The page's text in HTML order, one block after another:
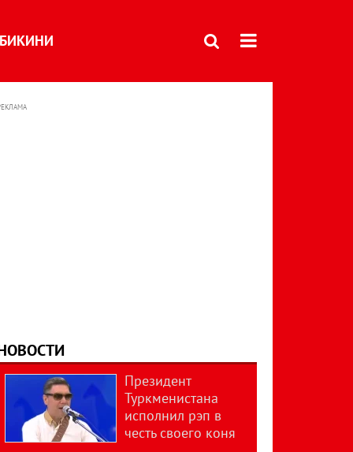
БИКИНИ
Президент
Туркменистана
исполнил рэп в
честь своего коня